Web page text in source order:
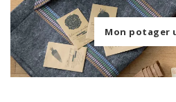
Mon potager